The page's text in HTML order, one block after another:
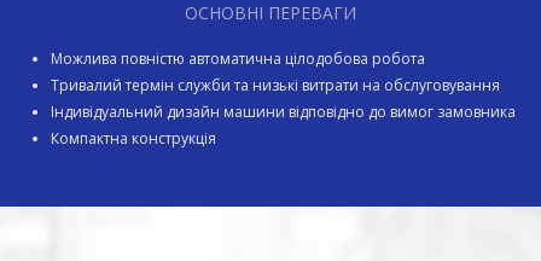
ОСНОВНІ ПЕРЕВАГИ
Можлива повністю автоматична цілодобова робота
Тривалий термін служби та низькі витрати на обслуговування
Індивідуальний дизайн машини відповідно до вимог замовника
Компактна конструкція